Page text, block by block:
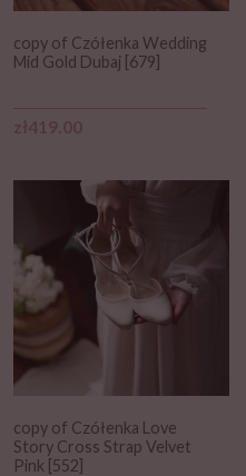
copy of Czółenka Wedding
Mid Gold Dubaj [679]
copy of Czółenka Love
Story Cross Strap Velvet
Pink [552]